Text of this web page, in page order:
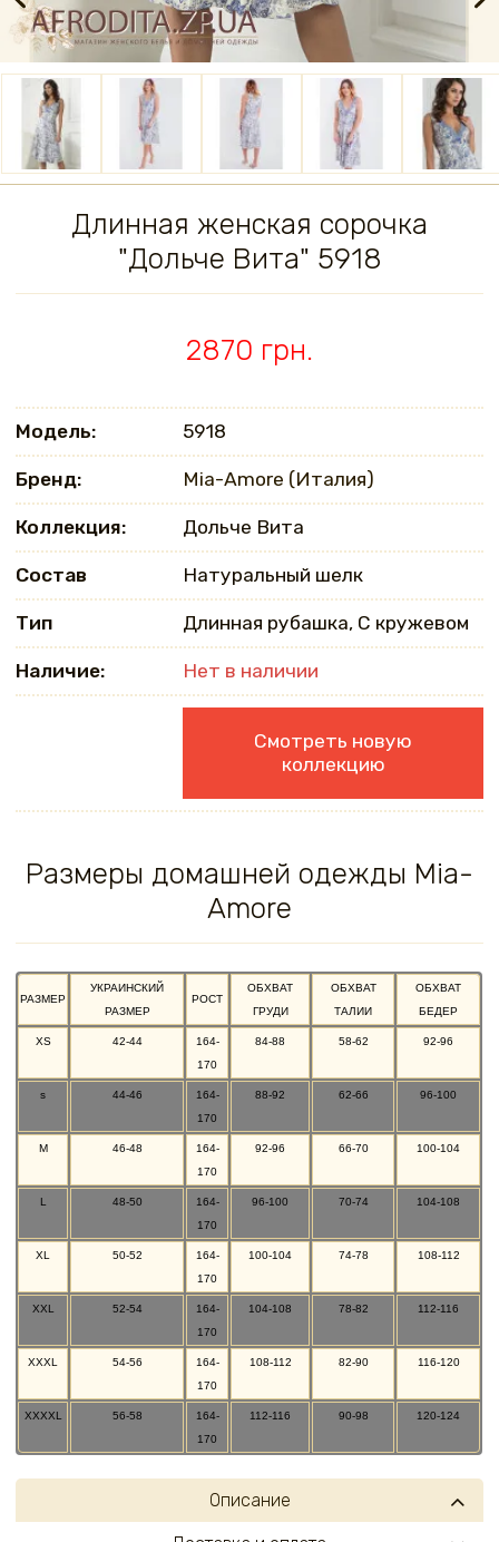
Длинная женская сорочка
"Дольче Вита" 5918
2870 грн.
Модель: 5918
Бренд: Mia-Amore (Италия)
Коллекция: Дольче Вита
Состав Натуральный шелк
Тип Длинная рубашка, С кружевом
Наличие: Нет в наличии
Смотреть новую
коллекцию
Размеры домашней одежды Mia-
Amore
РАЗМЕР
УКРАИНСКИЙ
РАЗМЕР
РОСТ
ОБХВАТ
ГРУДИ
ОБХВАТ
ТАЛИИ
ОБХВАТ
БЕДЕР
XS 42-44
164-
170
84-88 58-62 92-96
s 44-46
164-
170
88-92 62-66 96-100
M 46-48
164-
170
92-96 66-70 100-104
L 48-50
164-
170
96-100 70-74 104-108
XL 50-52
164-
170
100-104 74-78 108-112
XXL 52-54
164-
170
104-108 78-82 112-116
XXXL 54-56
164-
170
108-112 82-90 116-120
XXXXL 56-58
164-
170
112-116 90-98 120-124
Описание